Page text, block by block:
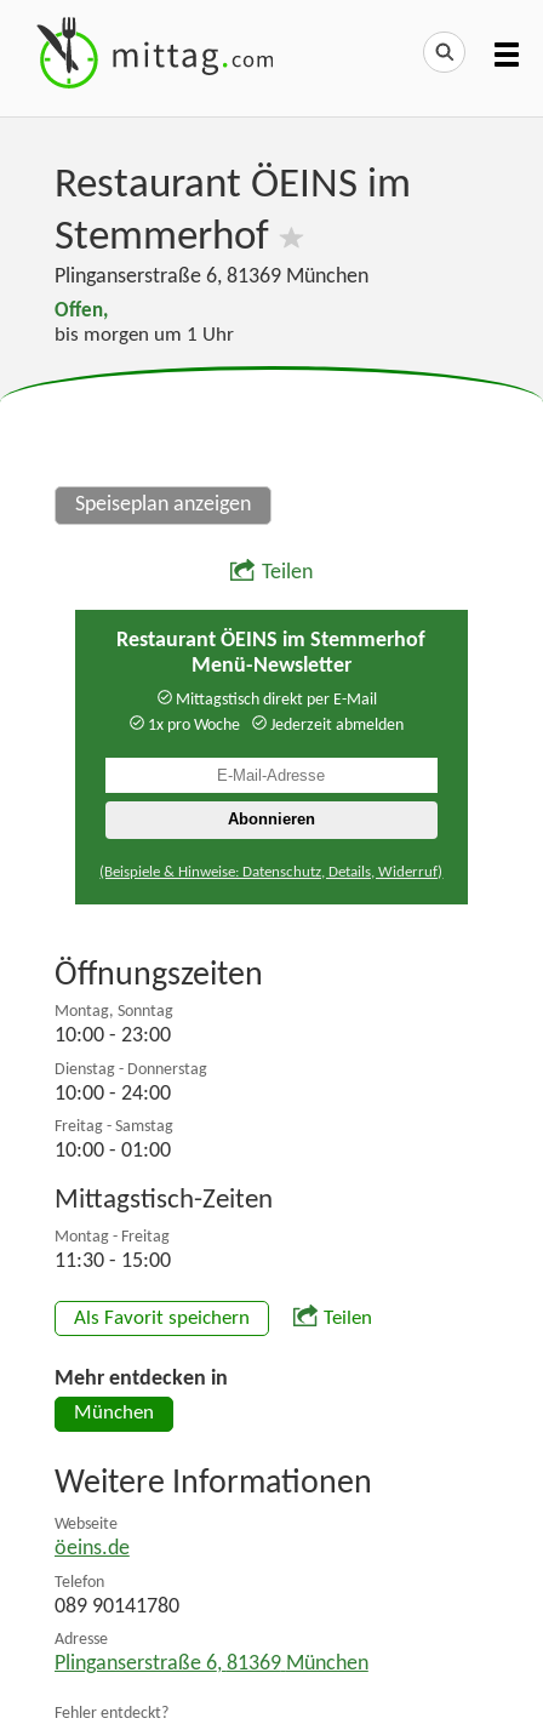
Restaurant ÖEINS im
Stemmerhof
Plinganserstraße 6, 81369 München
Offen,
bis morgen um 1 Uhr
Speiseplan anzeigen
Teilen
Restaurant ÖEINS im Stemmerhof
Menü-Newsletter
Mittagstisch direkt per E-Mail
1x pro Woche
Jederzeit abmelden
(Beispiele & Hinweise: Datenschutz, Details, Widerruf)
Öffnungszeiten
Montag, Sonntag
10:00 - 23:00
Dienstag - Donnerstag
10:00 - 24:00
Freitag - Samstag
10:00 - 01:00
Mittagstisch-Zeiten
Montag - Freitag
11:30 - 15:00
Als Favorit speichern Teilen
Mehr entdecken in
München
Weitere Informationen
Webseite
öeins.de
Telefon
089 90141780
Adresse
Plinganserstraße 6, 81369 München
Fehler entdeckt?